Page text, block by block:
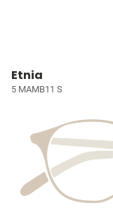
Etnia
5 MAMB11 S